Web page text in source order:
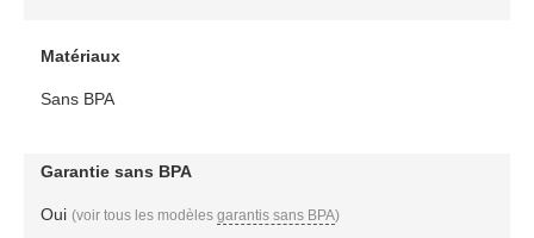
Matériaux
Sans BPA
Garantie sans BPA
Oui (voir tous les modèles garantis sans BPA)